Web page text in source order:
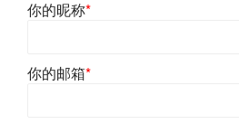
你的昵称*
你的邮箱*